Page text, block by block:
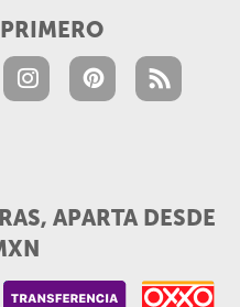
APARTA DESDE